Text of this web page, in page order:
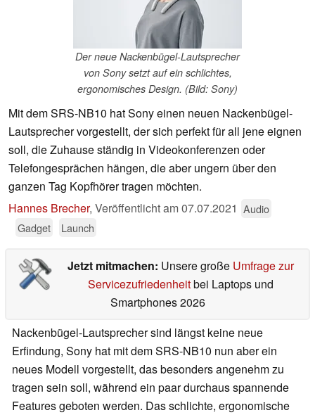
Der neue Nackenbügel-Lautsprecher
von Sony setzt auf ein schlichtes,
ergonomisches Design. (Bild: Sony)
Mit dem SRS-NB10 hat Sony einen neuen Nackenbügel-
Lautsprecher vorgestellt, der sich perfekt für all jene eignen
soll, die Zuhause ständig in Videokonferenzen oder
Telefongesprächen hängen, die aber ungern über den
ganzen Tag Kopfhörer tragen möchten.
Hannes Brecher, Veröffentlicht am07.07.2021 Audio
Gadget
Launch
Jetzt mitmachen: Unsere große Umfrage zur
Servicezufriedenheitbei Laptops und
Smartphones 2026
Nackenbügel-Lautsprecher sind längst keine neue
Erfindung, Sony hat mit dem SRS-NB10 nun aber ein
neues Modell vorgestellt, das besonders angenehm zu
tragen sein soll, während ein paar durchaus spannende
Features geboten werden. Das schlichte, ergonomische